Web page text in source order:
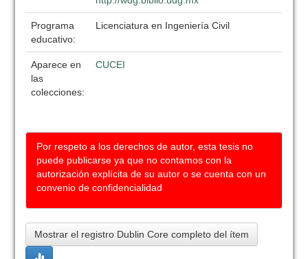
Programa
educativo:
Licenciatura en Ingeniería Civil
Aparece en
las
colecciones:
CUCEI
Por respeto a los derechos de autor, esta tesis no
puede publicarse ya que no contamos con la
autorización explícita de su autor o se cuenta con un
convenio de confidencialidad
Mostrar el registro Dublin Core completo del ítem